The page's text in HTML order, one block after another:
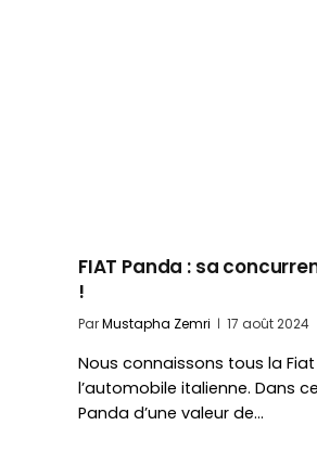
FIAT Panda : sa
!
ParMustapha Zemri 17 août 2024
Nous connaissons tous la
l’automobile italienne. Dans
Panda d’une valeur de…